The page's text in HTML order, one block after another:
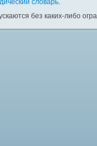
словарь.
без каких-либо